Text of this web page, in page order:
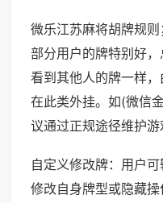
微乐江苏麻将胡牌规
部分用户的牌特别好
看到其他人的牌一样
在此类外挂。如(微信
议通过正规途径维护游
自定义修改牌：用户可
修改自身牌型或隐藏